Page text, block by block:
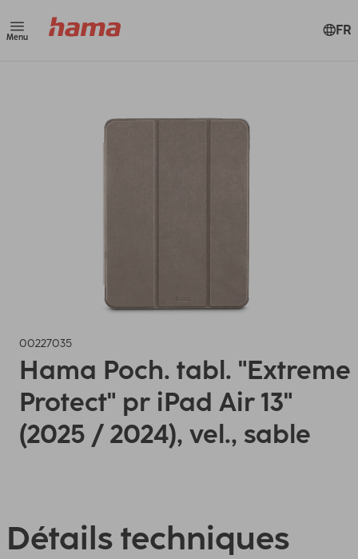
Menu FR
00227035
Hama Poch. tabl. "Extreme
Protect" pr iPad Air 13"
(2025 / 2024), vel., sable
Détails techniques